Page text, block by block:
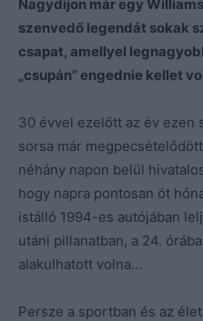
Nagydíjon már egy
szenvedő legendát sokak
csapat, amellyel
„csupán” engednie kellet
30 évvel ezelőtt az év ezen
sorsa már
néhány napon belül
hogy napra pontosan öt
istálló 1994-es autójában
utáni pillanatban, a 24.
alakulhatott volna…
Persze a sportban és az